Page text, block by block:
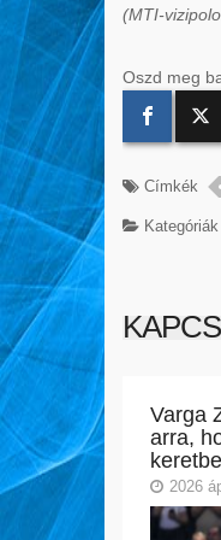
(MTI-
Oszd meg
Címkék
Kategóriák
Varga
arra,
2026